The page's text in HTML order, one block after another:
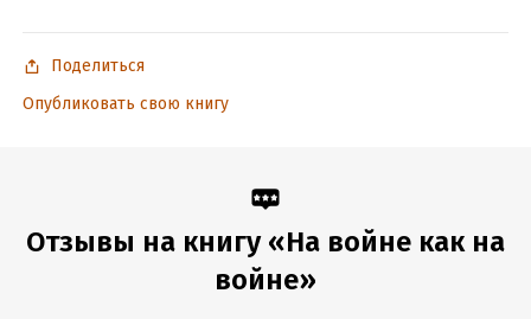
Подробная информация
Дата поступления:17 мая 2025
9785171716875
Поделиться
Опубликовать свою книгу
Отзывы на книгу «На войне как на
войне»